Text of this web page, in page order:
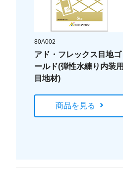
80A002
アド・フレックス目地ゴ
ールド(弾性水練り内装用
目地材)
商品を見る